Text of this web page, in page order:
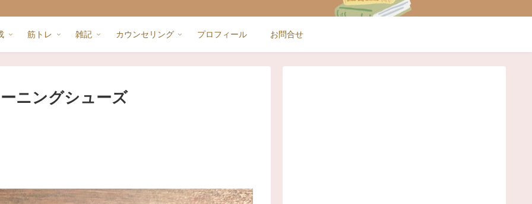
筋トレ 雑記 カウンセリング プロフィール お問合せ
ニングシューズ